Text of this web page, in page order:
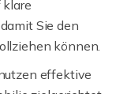
Sie den
können.
effektive